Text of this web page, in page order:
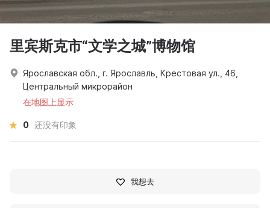
里宾斯克市“文学之城”博物馆
Ярославская обл., г. Ярославль, Крестовая ул., 46,
Центральный микрорайон
在地图上显示
0 还没有印象
我想去